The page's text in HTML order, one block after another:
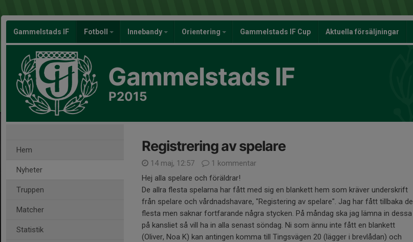
Gammelstads IF Fotboll Innebandy Orientering Gammelstads IF Cup Aktuella försäljningar
Gammelstads IF
P2015
Hem
Nyheter
Truppen
Matcher
Statistik
Registrering av spelare
14 maj, 12:57
1 kommentar
Hej alla spelare och föräldrar!
De allra flesta spelarna har fått med sig en blankett hem som kräver underskrift
från spelare och vårdnadshavare, "Registering av spelare". Jag har fått tillbaka de
flesta men saknar fortfarande några stycken. På måndag ska jag lämna in dessa
på kansliet så vill ha in alla senast söndag. Ni som ännu inte fått en blankett
(Oliver, Noa K) kan antingen komma till Tingsvägen 20 (lägger i brevlådan) och